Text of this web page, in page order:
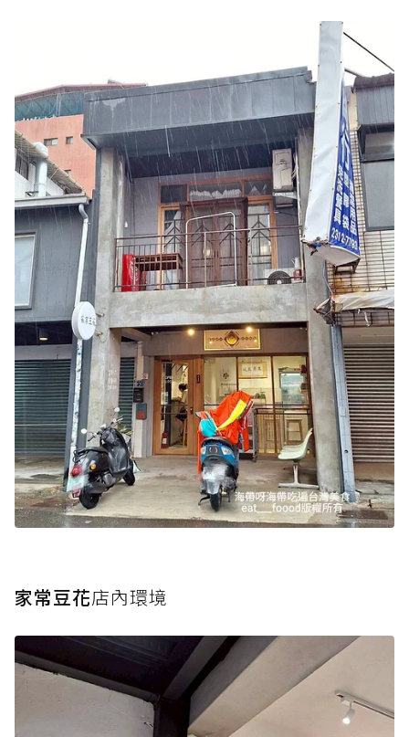
家常豆花店內環境